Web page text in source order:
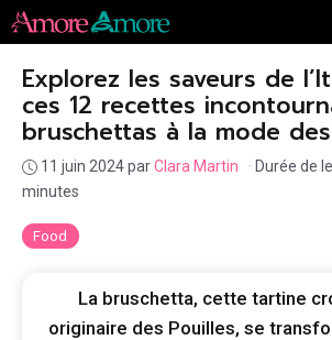
Aller
au
contenu
Food
Explorez les saveurs de
ces 12 recettes
bruschettas à la mode
11 juin 2024parClara Martin · Durée de
minutes
La bruschetta, cette tartine
originaire des Pouilles, se